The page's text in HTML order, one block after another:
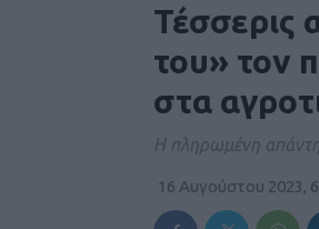
Τέσσερις
του» τον
στα
Η πληρωμένη
16 Αυγούστου 2023,